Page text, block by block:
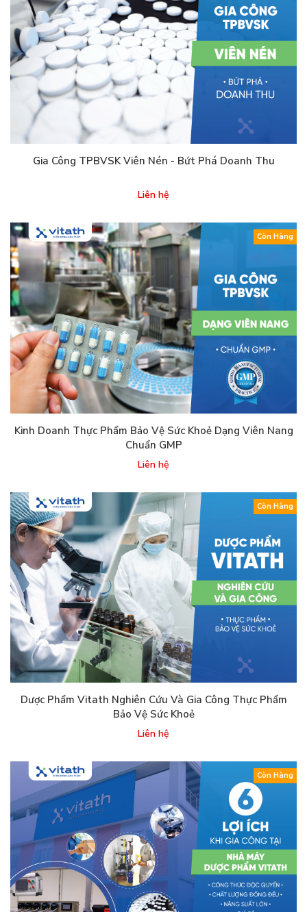
Gia Công TPBVSK Viên Nén - Bứt Phá Doanh Thu
Liên hệ
Còn Hàng
Kinh Doanh Thực Phẩm Bảo Vệ Sức Khoẻ Dạng Viên Nang
Chuẩn GMP
Liên hệ
Còn Hàng
Dược Phẩm Vitath Nghiên Cứu Và Gia Công Thực Phẩm
Bảo Vệ Sức Khoẻ
Liên hệ
Còn Hàng